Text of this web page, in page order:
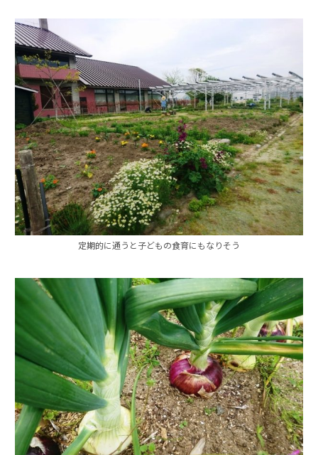
定期的に通うと子どもの食育にもなりそう